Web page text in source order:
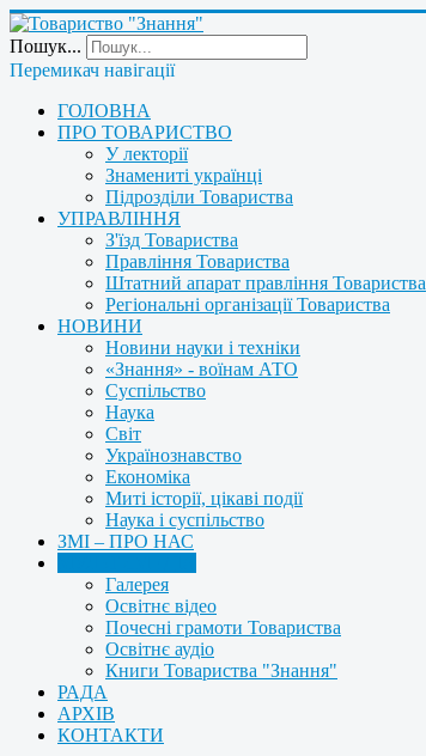
Пошук...
Перемикач навігації
ГОЛОВНА
ПРО ТОВАРИСТВО
У лекторії
Знамениті українці
Підрозділи Товариства
УПРАВЛІННЯ
З'їзд Товариства
Правління Товариства
Штатний апарат правління Товариства
Регіональні організації Товариства
НОВИНИ
Новини науки і техніки
«Знання» - воїнам АТО
Суспільство
Наука
Світ
Українознавство
Економіка
Миті історії, цікаві події
Наука і суспільство
ЗМІ – ПРО НАС
Галерея
Освітнє відео
Почесні грамоти Товариства
Освітнє аудіо
Книги Товариства "Знання"
РАДА
АРХІВ
КОНТАКТИ